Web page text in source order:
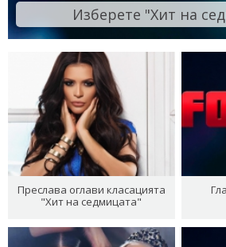
Изберете "Хит на
Преслава оглави класацията
"Хит на седмицата"